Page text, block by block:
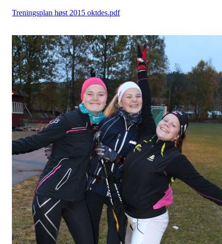
Treningsplan høst 2015 oktdes.pdf